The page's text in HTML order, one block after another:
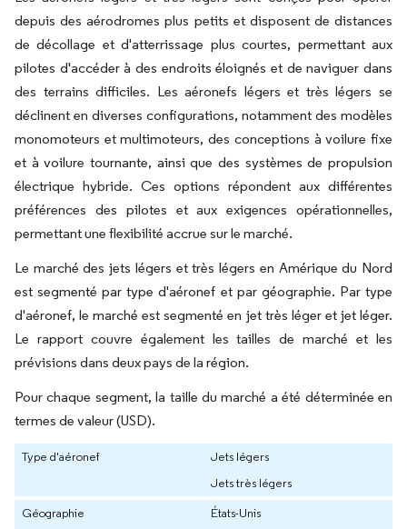
depuis des aérodromes plus petits et disposent de distances
de décollage et d'atterrissage plus courtes, permettant aux
pilotes d'accéder à des endroits éloignés et de naviguer dans
des terrains difficiles. Les aéronefs légers et très légers se
déclinent en diverses configurations, notamment des modèles
monomoteurs et multimoteurs, des conceptions à voilure fixe
et à voilure tournante, ainsi que des systèmes de propulsion
électrique hybride. Ces options répondent aux différentes
préférences des pilotes et aux exigences opérationnelles,
permettant une flexibilité accrue sur le marché.
Le marché des jets légers et très légers en Amérique du Nord
est segmenté par type d'aéronef et par géographie. Par type
d'aéronef, le marché est segmenté en jet très léger et jet léger.
Le rapport couvre également les tailles de marché et les
prévisions dans deux pays de la région.
Pour chaque segment, la taille du marché a été déterminée en
termes de valeur (USD).
Type d'aéronef
Jets légers
Jets très légers
Géographie
États-Unis